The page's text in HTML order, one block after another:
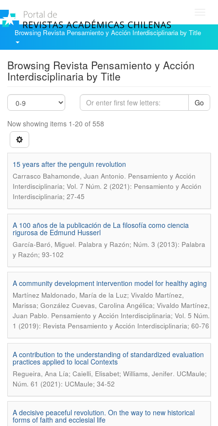
Browsing Revista Pensamiento y Acción Interdisciplinaria by Title
Browsing Revista Pensamiento y Acción
Interdisciplinaria by Title
Go
Now showing items 1-20 of 558
15 years after the penguin revolution
Carrasco Bahamonde, Juan Antonio. Pensamiento y Acción
Interdisciplinaria; Vol. 7 Núm. 2 (2021): Pensamiento y Acción
Interdisciplinaria; 27-45
A 100 años de la publicación de La filosofía como ciencia
rigurosa de Edmund Husserl
García-Baró, Miguel. Palabra y Razón; Núm. 3 (2013): Palabra
y Razón; 93-102
A community development intervention model for healthy aging
Martínez Maldonado, María de la Luz; Vivaldo Martínez,
Marissa; González Cuevas, Carolina Angélica; Vivaldo Martínez,
Juan Pablo. Pensamiento y Acción Interdisciplinaria; Vol. 5 Núm.
1 (2019): Revista Pensamiento y Acción Interdisciplinaria; 60-76
A contribution to the understanding of standardized evaluation
practices applied to local Contexts
Regueira, Ana Lía; Caielli, Elisabet; Williams, Jenifer. UCMaule;
Núm. 61 (2021): UCMaule; 34-52
A decisive peaceful revolution. On the way to new historical
forms of faith and ecclesial life